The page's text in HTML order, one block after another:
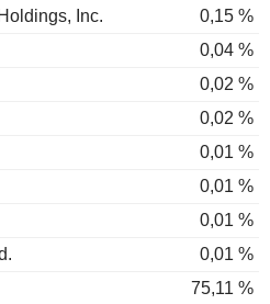
Inc.
0,15 %
0,04 %
0,02 %
0,02 %
0,01 %
0,01 %
0,01 %
0,01 %
75,11 %